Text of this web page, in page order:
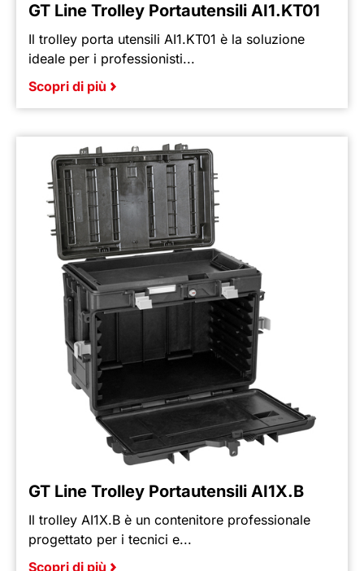
GT Line Trolley Portautensili AI1.KT01
Il trolley porta utensili AI1.KT01 è la soluzione
ideale per i professionisti...
Scopri di più
GT Line Trolley Portautensili AI1X.B
Il trolley AI1X.B è un contenitore professionale
progettato per i tecnici e...
Scopri di più